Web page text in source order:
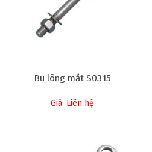
Bu lông mắt S0315
Giá: Liên hệ